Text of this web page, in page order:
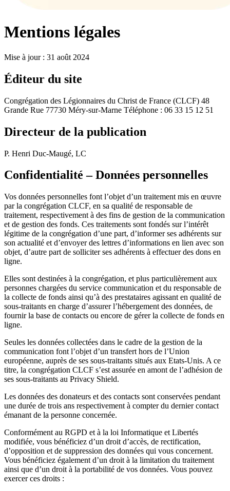
Mentions légales
Mise à jour : 31 août 2024
Éditeur du site
Congrégation des Légionnaires du Christ de France (CLCF) 48
Grande Rue 77730 Méry-sur-Marne Téléphone : 06 33 15 12 51
Directeur de la publication
P. Henri Duc-Maugé, LC
Confidentialité – Données personnelles
Vos données personnelles font l’objet d’un traitement mis en œuvre
par la congrégation CLCF, en sa qualité de responsable de
traitement, respectivement à des fins de gestion de la communication
et de gestion des fonds. Ces traitements sont fondés sur l’intérêt
légitime de la congrégation d’une part, d’informer ses adhérents sur
son actualité et d’envoyer des lettres d’informations en lien avec son
objet, d’autre part de solliciter ses adhérents à effectuer des dons en
ligne.
Elles sont destinées à la congrégation, et plus particulièrement aux
personnes chargées du service communication et du responsable de
la collecte de fonds ainsi qu’à des prestataires agissant en qualité de
sous-traitants en charge d’assurer l’hébergement des données, de
fournir la base de contacts ou encore de gérer la collecte de fonds en
ligne.
Seules les données collectées dans le cadre de la gestion de la
communication font l’objet d’un transfert hors de l’Union
européenne, auprès de ses sous-traitants situés aux Etats-Unis. A ce
titre, la congrégation CLCF s’est assurée en amont de l’adhésion de
ses sous-traitants au Privacy Shield.
Les données des donateurs et des contacts sont conservées pendant
une durée de trois ans respectivement à compter du dernier contact
émanant de la personne concernée.
Conformément au RGPD et à la loi Informatique et Libertés
modifiée, vous bénéficiez d’un droit d’accès, de rectification,
d’opposition et de suppression des données qui vous concernent.
Vous bénéficiez également d’un droit à la limitation du traitement
ainsi que d’un droit à la portabilité de vos données. Vous pouvez
exercer ces droits :